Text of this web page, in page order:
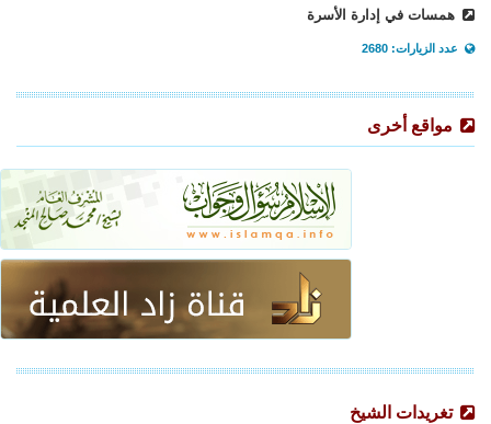
همسات في إدارة الأسرة
عدد الزيارات: 2680
مواقع أخرى
تغريدات الشيخ